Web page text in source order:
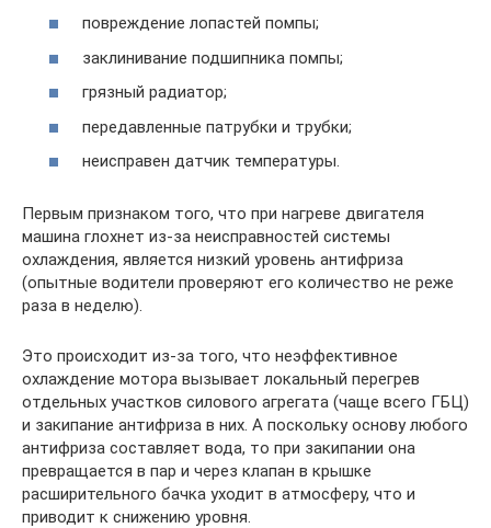
повреждение лопастей помпы;
заклинивание подшипника помпы;
грязный радиатор;
передавленные патрубки и трубки;
неисправен датчик температуры.
Первым признаком того, что при нагреве двигателя
машина глохнет из-за неисправностей системы
охлаждения, является низкий уровень антифриза
(опытные водители проверяют его количество не реже
раза в неделю).
Это происходит из-за того, что неэффективное
охлаждение мотора вызывает локальный перегрев
отдельных участков силового агрегата (чаще всего ГБЦ)
и закипание антифриза в них. А поскольку основу любого
антифриза составляет вода, то при закипании она
превращается в пар и через клапан в крышке
расширительного бачка уходит в атмосферу, что и
приводит к снижению уровня.